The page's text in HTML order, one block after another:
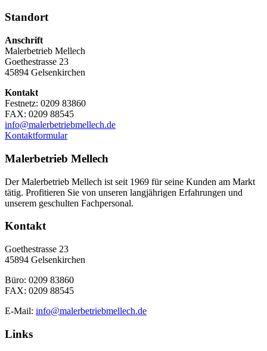
Standort
Anschrift
Malerbetrieb Mellech
Goethestrasse 23
45894 Gelsenkirchen
Kontakt
Festnetz: 0209 83860
FAX: 0209 88545
info@malerbetriebmellech.de
Kontaktformular
Malerbetrieb Mellech
Der Malerbetrieb Mellech ist seit 1969 für seine Kunden am Markt
tätig. Profitieren Sie von unseren langjährigen Erfahrungen und
unserem geschulten Fachpersonal.
Kontakt
Goethestrasse 23
45894 Gelsenkirchen
Büro: 0209 83860
FAX: 0209 88545
E-Mail: info@malerbetriebmellech.de
Links